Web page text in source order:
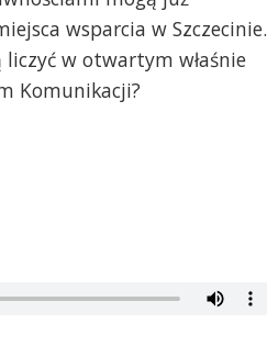
wsparcia w Szczecinie.
w otwartym właśnie
Komunikacji?